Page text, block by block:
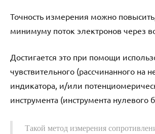
Точность измерения можно
минимуму поток электронов через
Достигается это при помощи
чувствительного (рассчинанного на
индикатора, и/или
инструмента (инструмента нулевого
Такой метод измерения